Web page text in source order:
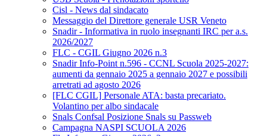
Cisl - News dal sindacato
Messaggio del Direttore generale USR Veneto
Snadir - Informativa in ruolo insegnanti IRC per a.s.
2026/2027
FLC - CGIL Giugno 2026 n.3
Snadir Info-Point n.596 - CCNL Scuola 2025-2027:
aumenti da gennaio 2025 a gennaio 2027 e possibili
arretrati ad agosto 2026
[FLC CGIL] Personale ATA: basta precariato.
Volantino per albo sindacale
Snals Confsal Posizione Snals su Passweb
Campagna NASPI SCUOLA 2026